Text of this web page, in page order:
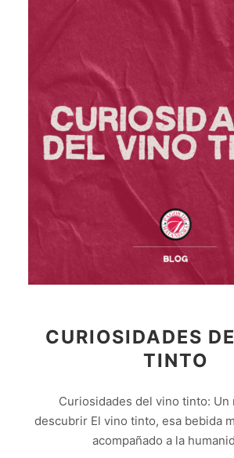
CURIOSIDADES
TINTO
Curiosidades del vino tinto: Un
descubrir El vino tinto, esa bebida
acompañado a la